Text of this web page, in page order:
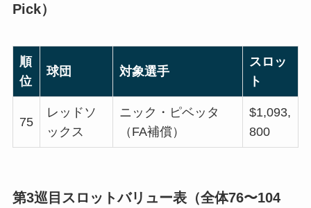
Pick）
順
位
球団 対象選手
スロッ
ト
75
レッドソ
ックス
ニック・ピベッタ
（FA補償）
$1,093,
800
第3巡目スロットバリュー表（全体76〜104